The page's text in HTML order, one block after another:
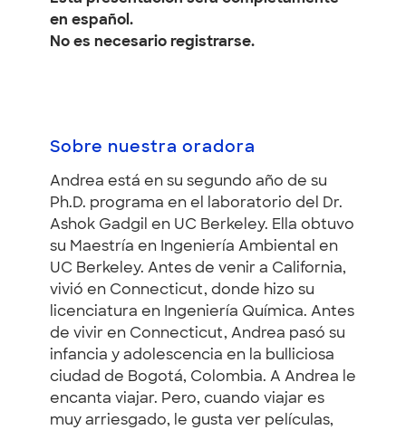
en español.
No es necesario registrarse.
Sobre nuestra oradora
Andrea está en su segundo año de su
Ph.D. programa en el laboratorio del Dr.
Ashok Gadgil en UC Berkeley. Ella obtuvo
su Maestría en Ingeniería Ambiental en
UC Berkeley. Antes de venir a California,
vivió en Connecticut, donde hizo su
licenciatura en Ingeniería Química. Antes
de vivir en Connecticut, Andrea pasó su
infancia y adolescencia en la bulliciosa
ciudad de Bogotá, Colombia. A Andrea le
encanta viajar. Pero, cuando viajar es
muy arriesgado, le gusta ver películas,